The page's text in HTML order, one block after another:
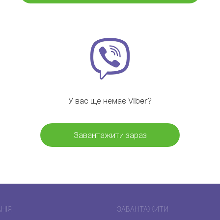
У вас ще немає Viber?
Завантажити зараз
ЗАВАНТАЖИТИ